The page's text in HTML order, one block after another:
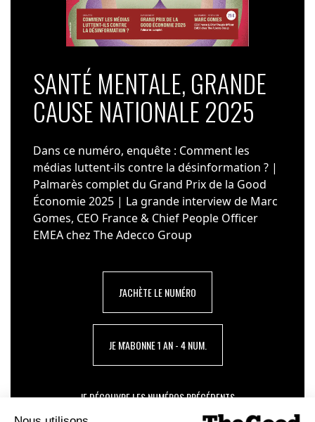
SANTÉ MENTALE, GRANDE
CAUSE NATIONALE 2025
Dans ce numéro, enquête : Comment les
médias luttent-ils contre la désinformation ? |
Palmarès complet du Grand Prix de la Good
Économie 2025 | La grande interview de Marc
Gomes, CEO France & Chief People Officer
EMEA chez The Adecco Group
J'ACHÈTE LE NUMÉRO
JE M'ABONNE 1 AN - 4 NUM.
JE DÉCOUVRE LES NUMÉROS PRÉCÉDENTS